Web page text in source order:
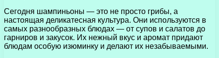
Сегодня шампиньоны — это не просто грибы, а
настоящая деликатесная культура. Они используются в
самых разнообразных блюдах — от супов и салатов до
гарниров и закусок. Их нежный вкус и аромат придают
блюдам особую изюминку и делают их незабываемыми.